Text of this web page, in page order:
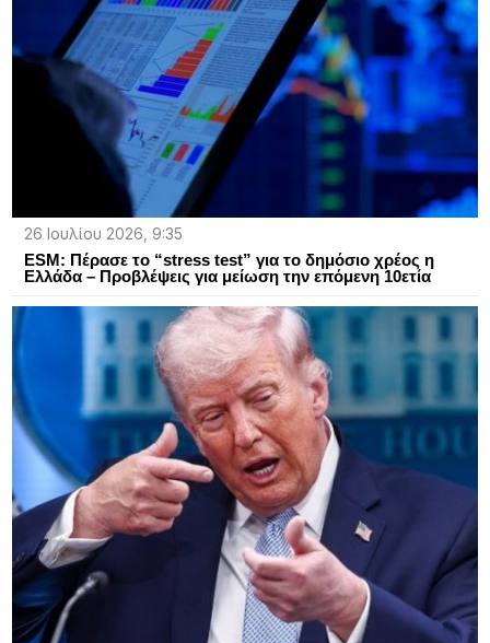
26 Ιουλίου 2026, 9:35
ESM: Πέρασε το “stress test” για το δημόσιο χρέος η
Ελλάδα – Προβλέψεις για μείωση την επόμενη 10ετία